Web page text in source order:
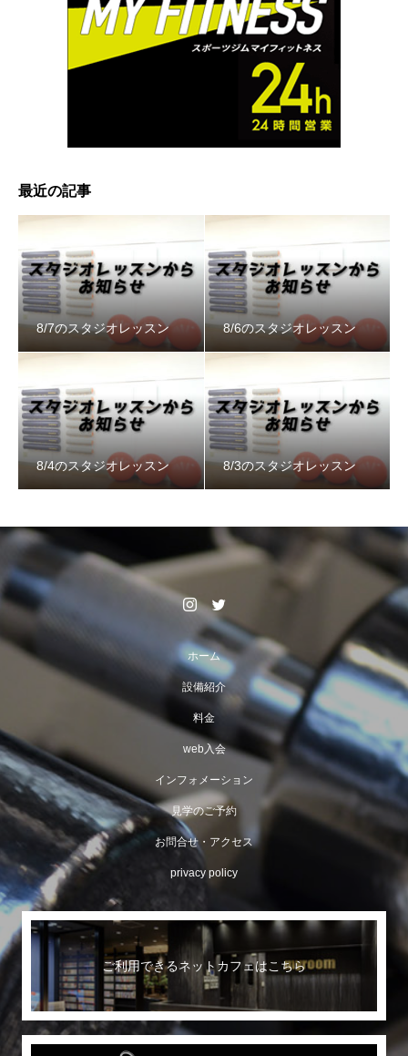
最近の記事
8/7のスタジオレッスン 8/6のスタジオレッスン
8/4のスタジオレッスン 8/3のスタジオレッスン
ホーム
設備紹介
料金
web入会
インフォメーション
見学のご予約
お問合せ・アクセス
privacy policy
ご利用できるネットカフェはこちら